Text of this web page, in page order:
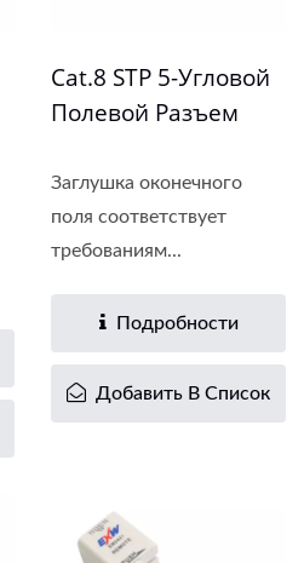
Cat.8 STP 5-Угловой
Полевой Разъем
Заглушка оконечного
поля соответствует
требованиям...
Подробности
Добавить В Список